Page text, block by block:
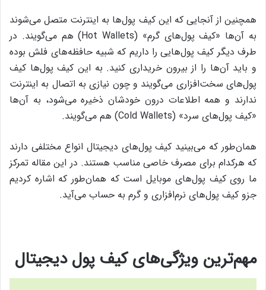
همچنین از آنجایی که این کیف پول‌ها به اینترنت متصل می‌شوند
به آن‌ها «کیف پول‌های گرم» (Hot Wallets) هم می‌گویند. در
طرف دیگر کیف پول‌هایی را داریم که شبیه حافظه‌های فلش بوده
و باید آن‌ها را از بیرون خریداری کنید. به این کیف پول‌ها کیف
پول‌های سخت‌افزاری می‌گویند و چون نیازی به اتصال به اینترنت
ندارند و همه‌ اطلاعات درون خودشان ذخیره می‌شود، به آن‌ها
«کیف پول‌های سرد» (Cold Wallets) هم می‌گویند.
همان‌طور که می‌بینید کیف پول‌های دیجیتال انواع مختلفی دارند
که هرکدام برای مصرف خاصی مناسب هستند. در این مقاله تمرکز
ما روی کیف پول‌های موبایل است که همان‌طور که اشاره کردیم
جزو کیف پول‌های نرم‌افزاری و گرم به حساب می‌آید.
مهم‌ترین ویژگی‌های کیف پول دیجیتال